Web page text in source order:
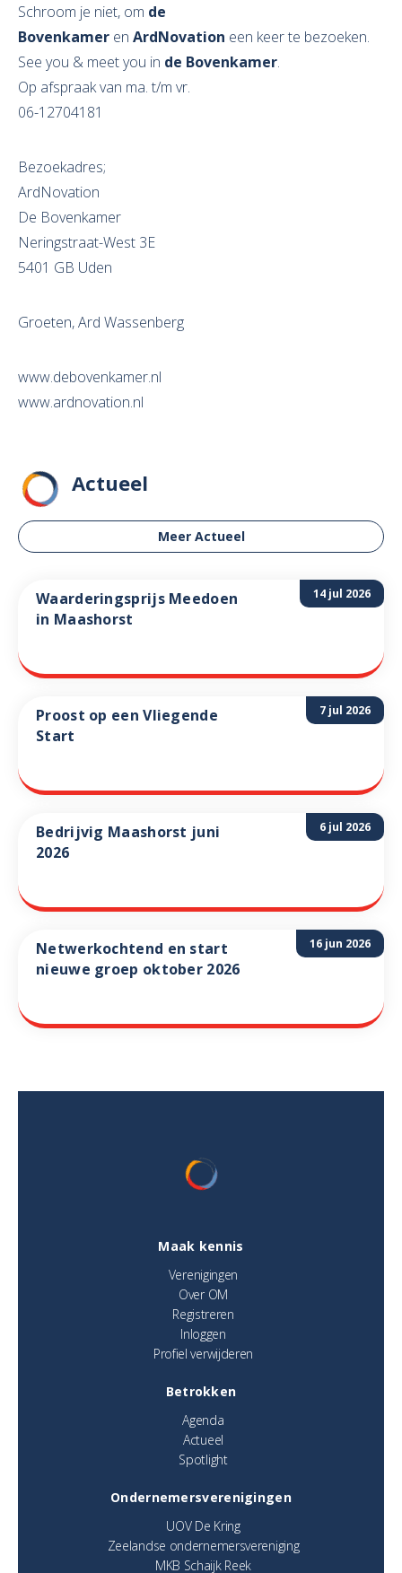
Schroom je niet, om de
Bovenkamer en ArdNovation een keer te bezoeken.
See you & meet you in de Bovenkamer.
Op afspraak van ma. t/m vr.
06-12704181
Bezoekadres;
ArdNovation
De Bovenkamer
Neringstraat-West 3E
5401 GB Uden
Groeten, Ard Wassenberg
www.debovenkamer.nl
www.ardnovation.nl
Actueel
Meer Actueel
14 jul 2026
Waarderingsprijs Meedoen
in Maashorst
7 jul 2026
Proost op een Vliegende
Start
6 jul 2026
Bedrijvig Maashorst juni
2026
16 jun 2026
Netwerkochtend en start
nieuwe groep oktober 2026
Maak kennis
Verenigingen
Over OM
Registreren
Inloggen
Profiel verwijderen
Betrokken
Agenda
Actueel
Spotlight
Ondernemersverenigingen
UOV De Kring
Zeelandse ondernemersvereniging
MKB Schaijk Reek